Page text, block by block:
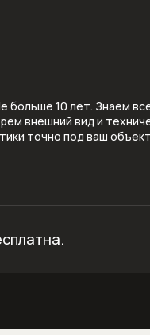
больше 10 лет. Знаем
внешний вид и
точно под ваш